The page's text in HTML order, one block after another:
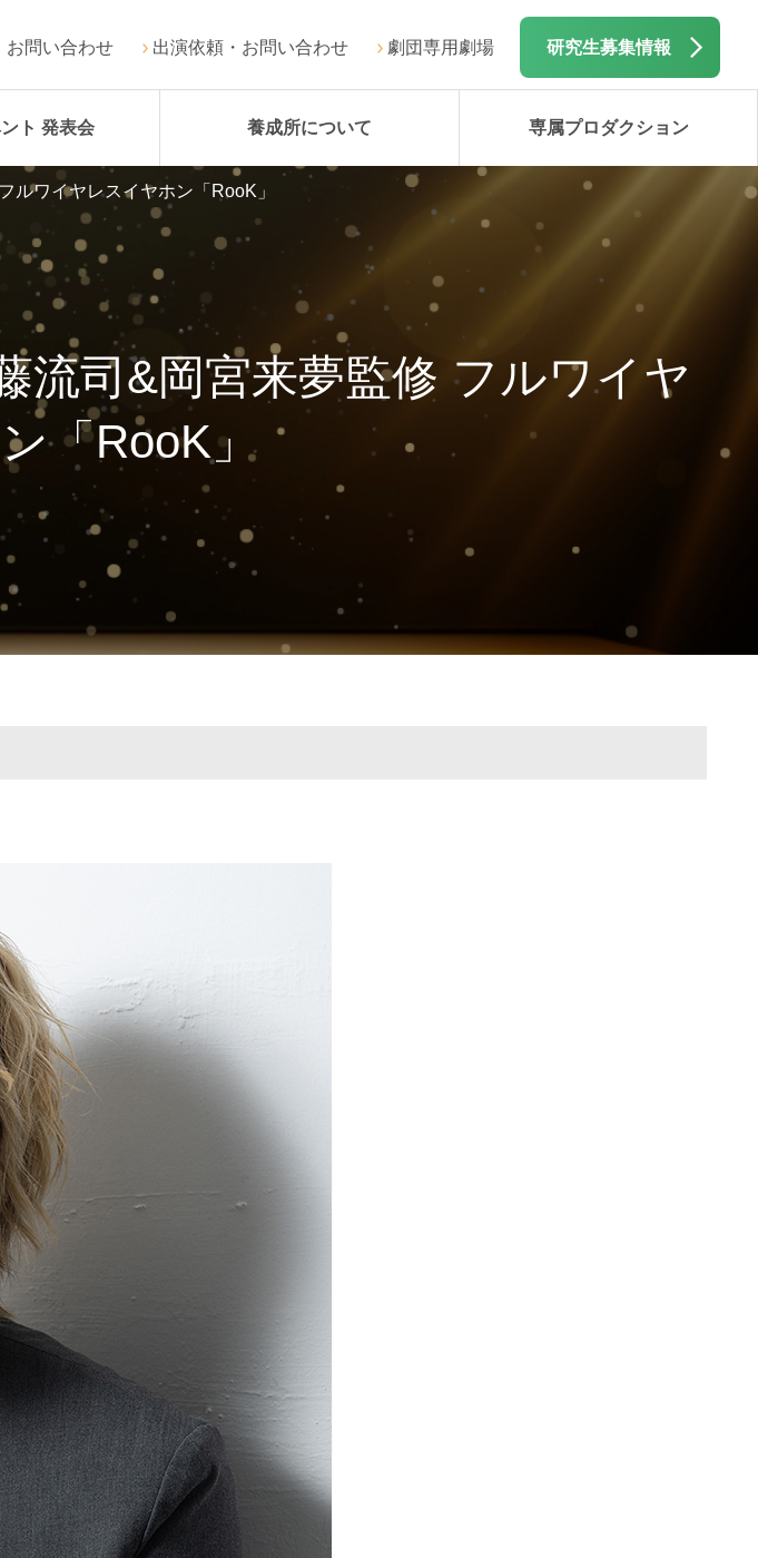
お問い合わせ 出演依頼・お問い合わせ 劇団専用劇場 研究生募集情報
ト 発表会 養成所について 専属プロダクション
流司&岡宮来夢監修 フルワイヤ
「RooK」
ルワイヤレスイヤホン「RooK」